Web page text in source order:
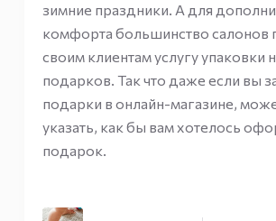
зимние праздники. А для
комфорта большинство салонов
своим клиентам услугу упаковки
подарков. Так что даже если вы
подарки в онлайн-магазине,
указать, как бы вам хотелось
подарок.